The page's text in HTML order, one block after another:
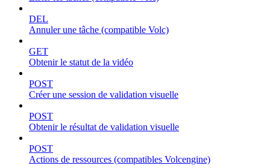
DEL
Annuler une tâche (compatible Volc)
GET
Obtenir le statut de la vidéo
POST
Créer une session de validation visuelle
POST
Obtenir le résultat de validation visuelle
POST
Actions de ressources (compatibles Volcengine)